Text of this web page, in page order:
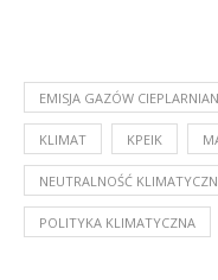
EMISJA GAZÓW
KLIMAT KPEIK
NEUTRALNOŚĆ
POLITYKA KLIMATYCZNA